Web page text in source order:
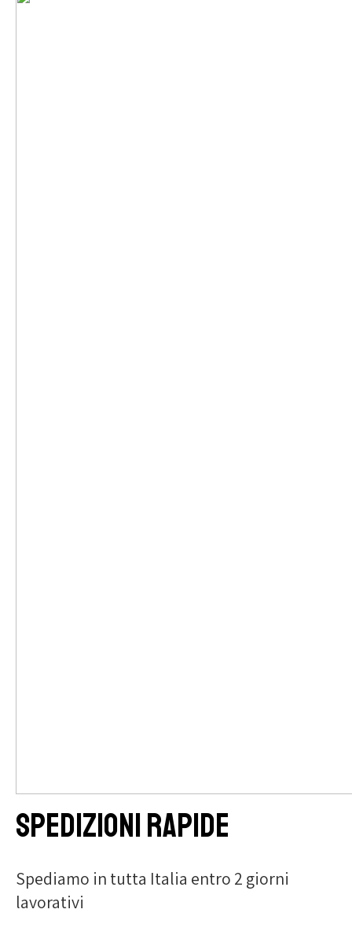
Spedizioni rapide
Spediamo in tutta Italia entro 2 giorni
lavorativi